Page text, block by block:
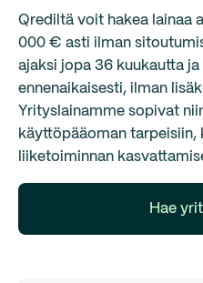
Qrediltä voit hakea lainaa
000 € asti ilman
ajaksi jopa 36 kuukautta
ennenaikaisesti, ilman
Yrityslainamme sopivat
käyttöpääoman tarpeisiin,
liiketoiminnan
Hae